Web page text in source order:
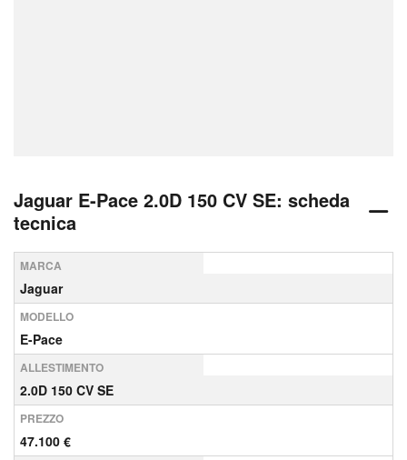
Jaguar E-Pace 2.0D 150 CV SE: scheda
tecnica
MARCA
Jaguar
MODELLO
E-Pace
ALLESTIMENTO
2.0D 150 CV SE
PREZZO
47.100 €